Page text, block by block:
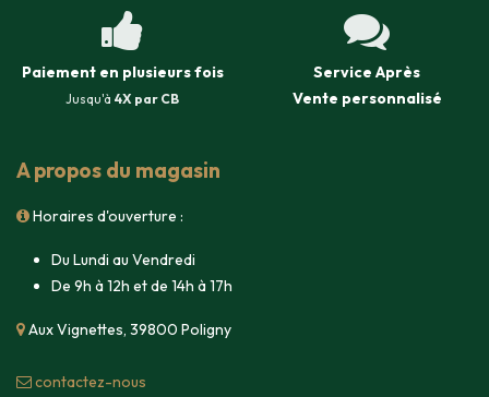
Paiement en plusieurs fois
Jusqu'à 4X par CB
Service Après
Vente personnalisé
A propos du magasin
Horaires d'ouverture :
Du Lundi au Vendredi
De 9h à 12h et de 14h à 17h
Aux Vignettes, 39800 Poligny
contacte​z-nous